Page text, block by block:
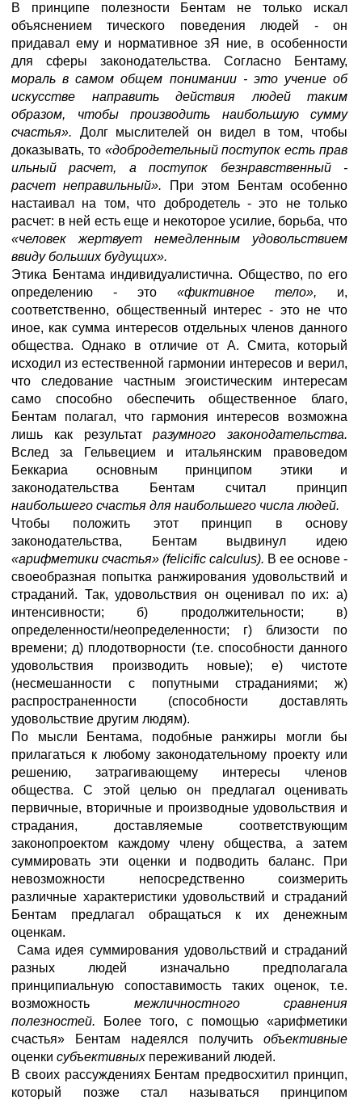
В принципе полезности Бентам не только искал
объяснением тического поведения людей - он
придавал ему и нормативное зЯ ние, в особенности
для сферы законодательства. Согласно
Бентаму,
мораль в самом общем понимании - это учение об
искусстве направить действия людей таким
образом, чтобы производить наибольшую сумму
счастья». Долг мыслителей он видел в том, чтобы
доказывать, то «добродетельный поступок есть прав
ильный расчет, а поступок безнравственный -
расчет неправильный». При этом Бентам особенно
настаивал на том, что добродетель - это не только
расчет: в ней есть еще и некоторое усилие, борьба, что
«человек жертвует немедленным удовольствием
ввиду больших будущих».
Этика Бентама индивидуалистична. Общество, по его
определению - это «фиктивное тело», и,
соответственно, общественный интерес - это не что
иное, как сумма интересов отдельных членов данного
общества. Однако в отличие от А. Смита, который
исходил из естественной гармонии интересов и верил,
что следование частным эгоистическим интересам
само способно обеспечить общественное благо,
Бентам полагал, что гармония интересов возможна
лишь как результатразумного законодательства.
Вслед за Гельвецием и итальянским правоведом
Беккариа основным принципом этики и
законодательства Бентам считал принцип
наибольшего счастья для наибольшего числа людей.
Чтобы положить этот принцип в основу
законодательства, Бентам выдвинул идею
«арифметики счастья» (felicific calculus). В ее основе -
своеобразная попытка ранжирования удовольствий и
страданий. Так, удовольствия он оценивал по их: а)
интенсивности; б) продолжительности; в)
определенности/неопределенности; г) близости по
времени; д) плодотворности (т.е. способности данного
удовольствия производить новые); е) чистоте
(несмешанности с попутными страданиями; ж)
распространенности (способности доставлять
удовольствие другим людям).
По мысли Бентама, подобные ранжиры могли бы
прилагаться к любому законодательному проекту или
решению, затрагивающему интересы членов
общества. С этой целью он предлагал оценивать
первичные, вторичные и производные удовольствия и
страдания, доставляемые соответствующим
законопроектом каждому члену общества, а затем
суммировать эти оценки и подводить баланс. При
невозможности непосредственно соизмерить
различные характеристики удовольствий и страданий
Бентам предлагал обращаться к их денежным
оценкам.
Сама идея суммирования удовольствий и страданий
разных людей изначально предполагала
принципиальную сопоставимость таких оценок, т.е.
возможность межличностного сравнения
полезностей.
Более того, с помощью «арифметики
счастья» Бентам надеялся
получить объективные
оценки субъективныхпереживаний людей.
В своих рассуждениях Бентам предвосхитил принцип,
который позже стал называться принципом